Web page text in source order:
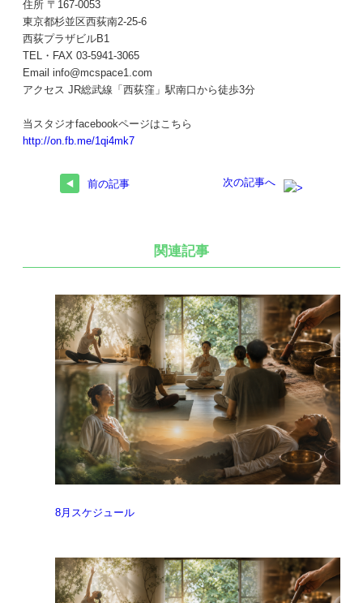
住所 〒167-0053
東京都杉並区西荻南2-25-6
西荻プラザビルB1
TEL・FAX 03-5941-3065
Email info@mcspace1.com
アクセス JR総武線「西荻窪」駅南口から徒歩3分
当スタジオfacebookページはこちら
http://on.fb.me/1qi4mk7
前の記事 次の記事へ
関連記事
8月スケジュール